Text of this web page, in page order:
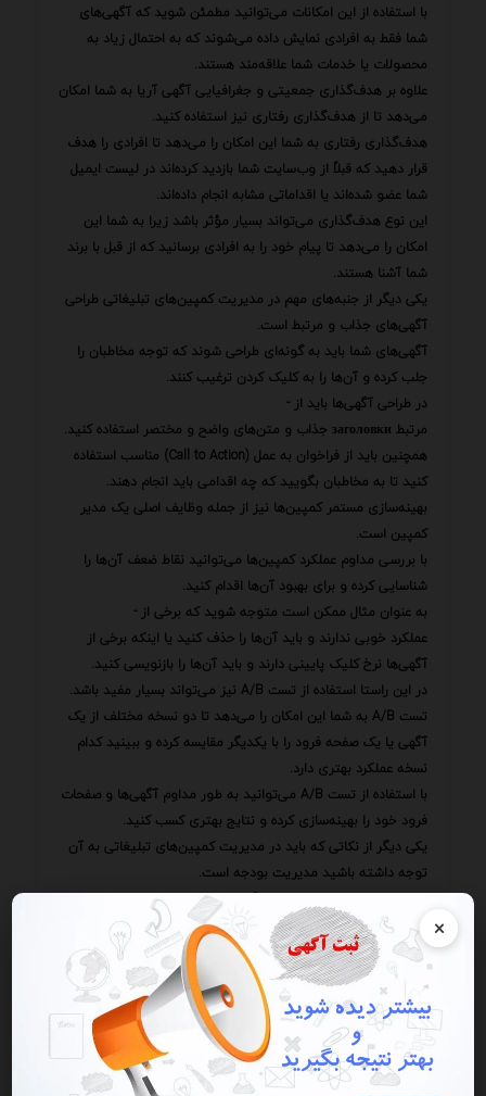
×
با استفاده از این امکانات می‌توانید مطمئن شوید که آگهی‌های
شما فقط به افرادی نمایش داده می‌شوند که به احتمال زیاد به
محصولات یا خدمات شما علاقه‌مند هستند.
علاوه بر هدف‌گذاری جمعیتی و جغرافیایی آگهی آریا به شما امکان
می‌دهد تا از هدف‌گذاری رفتاری نیز استفاده کنید.
هدف‌گذاری رفتاری به شما این امکان را می‌دهد تا افرادی را هدف
قرار دهید که قبلاً از وب‌سایت شما بازدید کرده‌اند در لیست ایمیل
شما عضو شده‌اند یا اقداماتی مشابه انجام داده‌اند.
این نوع هدف‌گذاری می‌تواند بسیار مؤثر باشد زیرا به شما این
امکان را می‌دهد تا پیام خود را به افرادی برسانید که از قبل با برند
شما آشنا هستند.
یکی دیگر از جنبه‌های مهم در مدیریت کمپین‌های تبلیغاتی طراحی
آگهی‌های جذاب و مرتبط است.
آگهی‌های شما باید به گونه‌ای طراحی شوند که توجه مخاطبان را
جلب کرده و آن‌ها را به کلیک کردن ترغیب کنند.
در طراحی آگهی‌ها باید از -
مرتبط заголовки جذاب و متن‌های واضح و مختصر استفاده کنید.
همچنین باید از فراخوان به عمل (Call to Action) مناسب استفاده
کنید تا به مخاطبان بگویید که چه اقدامی باید انجام دهند.
بهینه‌سازی مستمر کمپین‌ها نیز از جمله وظایف اصلی یک مدیر
کمپین است.
با بررسی مداوم عملکرد کمپین‌ها می‌توانید نقاط ضعف آن‌ها را
شناسایی کرده و برای بهبود آن‌ها اقدام کنید.
به عنوان مثال ممکن است متوجه شوید که برخی از -
عملکرد خوبی ندارند و باید آن‌ها را حذف کنید یا اینکه برخی از
آگهی‌ها نرخ کلیک پایینی دارند و باید آن‌ها را بازنویسی کنید.
در این راستا استفاده از تست A/B نیز می‌تواند بسیار مفید باشد.
تست A/B به شما این امکان را می‌دهد تا دو نسخه مختلف از یک
آگهی یا یک صفحه فرود را با یکدیگر مقایسه کرده و ببینید کدام
نسخه عملکرد بهتری دارد.
با استفاده از تست A/B می‌توانید به طور مداوم آگهی‌ها و صفحات
فرود خود را بهینه‌سازی کرده و نتایج بهتری کسب کنید.
یکی دیگر از نکاتی که باید در مدیریت کمپین‌های تبلیغاتی به آن
توجه داشته باشید مدیریت بودجه است.
باید بودجه تبلیغاتی خود را به گونه‌ای تخصیص دهید که بیشترین
بازدهی را داشته باشد.
برای این کار باید عملکرد -
آگهی‌ها و گروه‌های آگهی مختلف را به طور دقیق بررسی کرده و
بودجه خود را بر اساس عملکرد آن‌ها تنظیم کنید.
علاوه بر این باید به طور منظم گزارش‌های مربوط به کمپین‌های
خود را بررسی کرده و نتایج آن‌ها را با اهداف خود مقایسه کنید.
اگر نتایج کمپین‌های شما با اهداف شما همخوانی ندارند باید